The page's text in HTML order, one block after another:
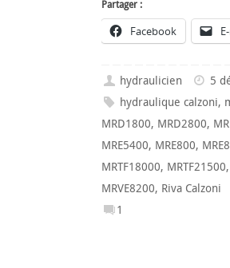
Partager :
Facebook
hydraulicien 5
hydraulique calzoni,
MRD1800, MRD2800,
MRE5400, MRE800,
MRTF18000, MRTF21500,
MRVE8200, Riva Calzoni
1